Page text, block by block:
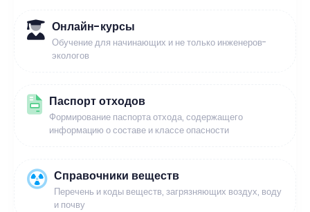
Онлайн-курсы
Обучение для начинающих и не только инженеров-
экологов
Паспорт отходов
Формирование паспорта отхода, содержащего
информацию о составе и классе опасности
Справочники веществ
Перечень и коды веществ, загрязняющих воздух, воду
и почву